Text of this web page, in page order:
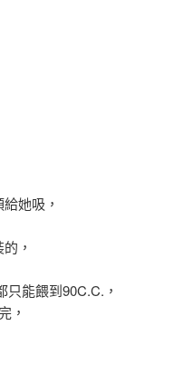
她吸，
，
能餵到90C.C.，
，